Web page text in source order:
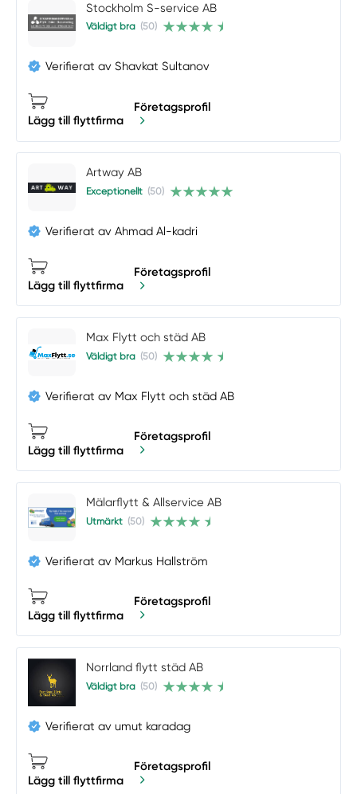
Stockholm S-service AB
Väldigt bra (50)
Verifierat av Shavkat Sultanov
Lägg till flyttfirma
Företagsprofil
Artway AB
Exceptionellt (50)
Verifierat av Ahmad Al-kadri
Lägg till flyttfirma
Företagsprofil
Max Flytt och städ AB
Väldigt bra (50)
Verifierat av Max Flytt och städ AB
Lägg till flyttfirma
Företagsprofil
Mälarflytt & Allservice AB
Utmärkt (50)
Verifierat av Markus Hallström
Lägg till flyttfirma
Företagsprofil
Norrland flytt städ AB
Väldigt bra (50)
Verifierat av umut karadag
Lägg till flyttfirma
Företagsprofil